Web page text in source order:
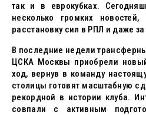
так и в еврокубках.
несколько громких
расстановку сил в РПЛ и даже
В последние недели
ЦСКА Москвы приобрели
ход, вернув в команду
столицы готовят масштабную
рекордной в истории клуба.
совпали с активным